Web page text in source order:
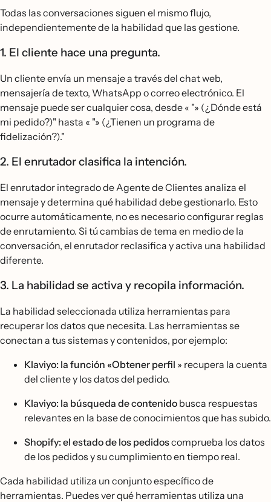
Todas las conversaciones siguen el mismo flujo,
independientemente de la habilidad que las gestione.
1. El cliente hace una pregunta.
Un cliente envía un mensaje a través del chat web,
mensajería de texto, WhatsApp o correo electrónico. El
mensaje puede ser cualquier cosa, desde « "» (¿Dónde está
mi pedido?)" hasta « "» (¿Tienen un programa de
fidelización?)."
2. El enrutador clasifica la intención.
El enrutador integrado de Agente de Clientes analiza el
mensaje y determina qué habilidad debe gestionarlo. Esto
ocurre automáticamente, no es necesario configurar reglas
de enrutamiento. Si tú cambias de tema en medio de la
conversación, el enrutador reclasifica y activa una habilidad
diferente.
3. La habilidad se activa y recopila información.
La habilidad seleccionada utiliza herramientas para
recuperar los datos que necesita. Las herramientas se
conectan a tus sistemas y contenidos, por ejemplo:
Klaviyo: la función «Obtener perfil » recupera la cuenta
del cliente y los datos del pedido.
Klaviyo: la búsqueda de contenido busca respuestas
relevantes en la base de conocimientos que has subido.
Shopify: el estado de los pedidoscomprueba los datos
de los pedidos y su cumplimiento en tiempo real.
Cada habilidad utiliza un conjunto específico de
herramientas. Puedes ver qué herramientas utiliza una